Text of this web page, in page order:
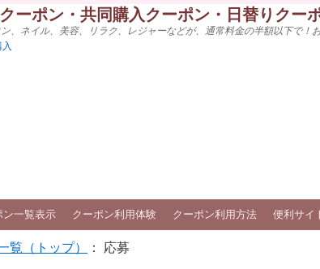
ーポン・共同購入クーポン・日替りクー
、ネイル、美容、リラク、レジャーなどが、通常料金の半額以下で
ン一覧表示 クーポン利用体験 クーポン利用方法 便利サイ
覧（トップ） ： 応募